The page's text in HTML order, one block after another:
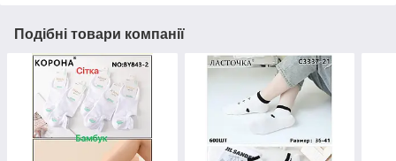
Подібні товари компанії